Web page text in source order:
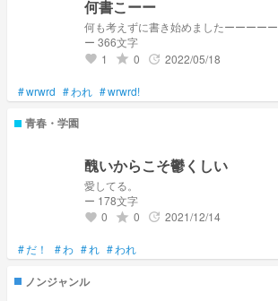
何書こーー
何も考えずに書き始めましたーーーーー
ー 366文字
favorite 1 grade 0 update 2022/05/18
#wrwrd #われ #wrwrd!
青春・学園
醜いからこそ鬱くしい
愛してる。
ー 178文字
favorite 0 grade 0 update 2021/12/14
#だ！ #わ #れ #われ
ノンジャンル